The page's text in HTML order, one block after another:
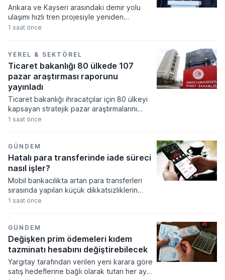
Ankara ve Kayseri arasındaki demir yolu
ulaşımı hızlı tren projesiyle yeniden
şekillenirken yolculuk süresinde devrim
çalışmalar sonucunda mevcut durumda 7
saati bulan seyahat süresinin 1 saat 45
dakikaya inmesi hedefleniyor.
1 saat önce
YEREL & SEKTÖREL
Ticaret bakanlığı 80 ülkede 107
pazar araştırması raporunu
yayınladı
Ticaret bakanlığı ihracatçılar için 80 ülkeyi
kapsayan stratejik pazar araştırmalarını
tamamladı. Ticaret müşavirleri tarafından
rehberlik etmek üzere dijital platformda
erişime açıldı.
1 saat önce
GÜNDEM
Hatalı para transferinde iade süreci
nasıl işler?
Mobil bankacılıkta artan para transferleri
sırasında yapılan küçük dikkatsizliklerin
büyük mali kayıplara yol açabileceği
önce alıcı bilgilerinin ve hesap numarasının
titizlikle kontrol edilmesi, hatalı
gönderimlerin önüne geçmek için en temel
1 saat önce
GÜNDEM
Değişken prim ödemeleri kıdem
tazminatı hesabını değiştirebilecek
Yargıtay tarafından verilen yeni karara göre
satış hedeflerine bağlı olarak tutarı her ay